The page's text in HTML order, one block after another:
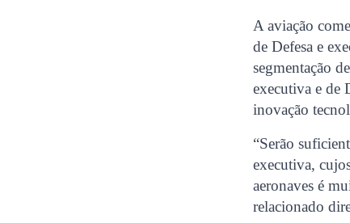
A aviação
de Defesa e
segmentação
executiva e de
inovação
“Serão
executiva,
aeronaves é
relacionado